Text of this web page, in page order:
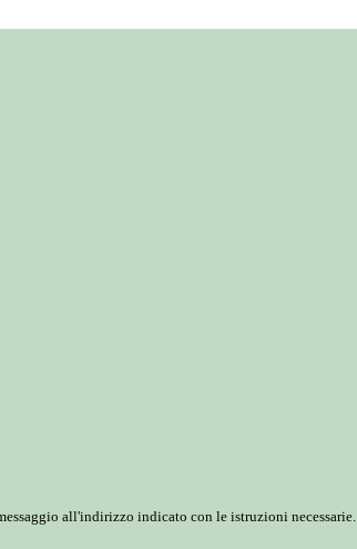
all'indirizzo indicato con le istruzioni necessarie.